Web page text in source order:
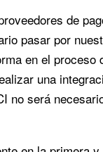
de
pasar por
en el
una
no será